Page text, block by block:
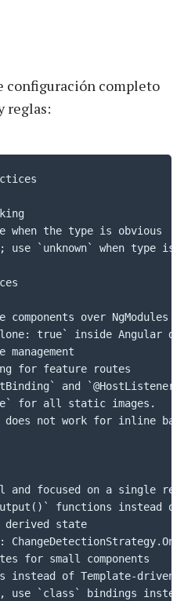
configuración completo
reglas:
when the type is obvious
`unknown` when type is
over NgModules
true` inside Angular
for feature routes
and
for all static images.
does not work for inline
and focused on a single
functions instead of
derived state
for small components
instead of Template-driven
use `class` bindings